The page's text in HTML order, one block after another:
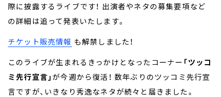
際に披露するライブです！ 出演者やネタの募集要項など
の詳細は追って発表いたします。
チケット販売情報 も解禁しました！
このライブが生まれるきっかけとなったコーナー 「ツッコ
ミ先行宣言」が今週から復活！ 数年ぶりのツッコミ先行宣
言ですが、いきなり秀逸なネタが続々と届きました。